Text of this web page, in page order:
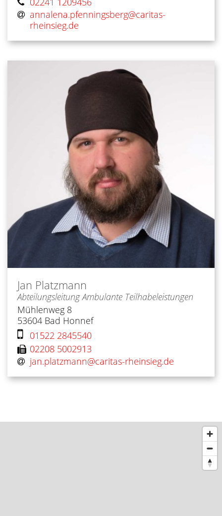
annalena.pfenningsberg@​caritas-
rheinsieg.de
Jan Platzmann
Abteilungsleitung Ambulante Teilhabeleistungen
Mühlenweg 8
53604 Bad Honnef
01522 2845540
02208 5002913
jan.platzmann@​caritas-rheinsieg.de